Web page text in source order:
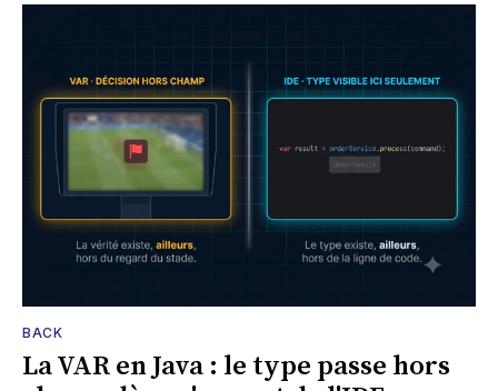
BACK
La VAR en Java : le type passe hors